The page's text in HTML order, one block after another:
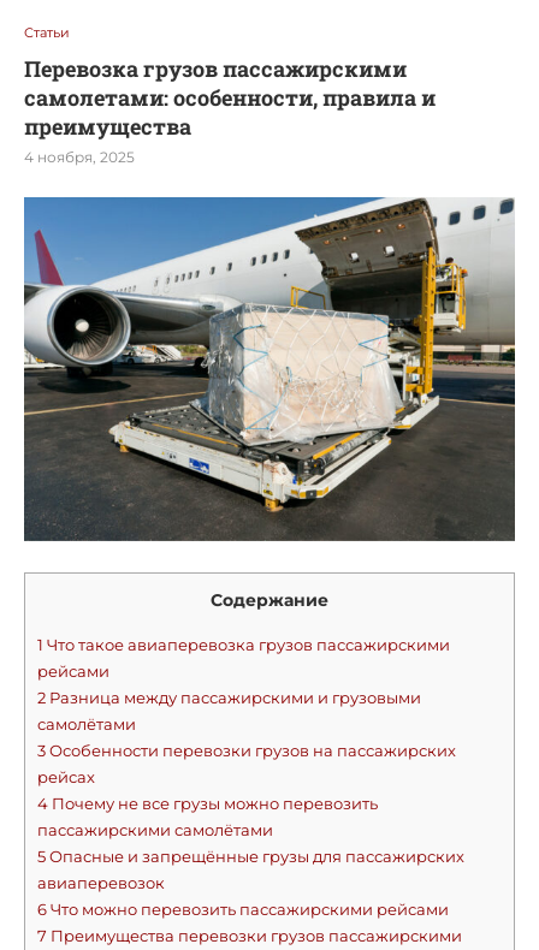
Статьи
Перевозка грузов пассажирскими
самолетами: особенности, правила и
преимущества
4 ноября, 2025
Содержание
1 Что такое авиаперевозка грузов пассажирскими
рейсами
2 Разница между пассажирскими и грузовыми
самолётами
3Особенности перевозки грузов на пассажирских
рейсах
4 Почему не все грузы можно перевозить
пассажирскими самолётами
5Опасные и запрещённые грузы для пассажирских
авиаперевозок
6Что можно перевозить пассажирскими рейсами
7 Преимущества перевозки грузов пассажирскими